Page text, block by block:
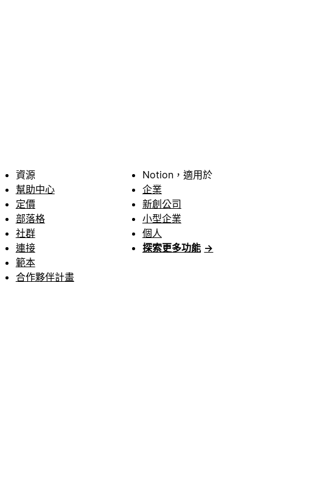
資源
幫助中心
定價
部落格
社群
連接
範本
合作夥伴計畫
Notion，適用於
企業
新創公司
小型企業
個人
探索更多功能 →